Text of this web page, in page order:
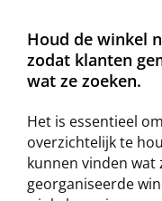
Houd de winkel
zodat klanten
wat ze zoeken.
Het is essentieel
overzichtelijk te
kunnen vinden wat
georganiseerde